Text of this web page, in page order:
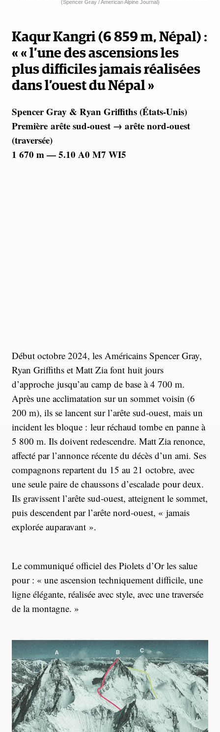
(Spencer Gray / American Alpine Journal)
Kaqur Kangri (6 859 m, Népal) :
« « l’une des ascensions les
plus difficiles jamais réalisées
dans l’ouest du Népal »
Spencer Gray & Ryan Griffiths (États-Unis)
Première arête sud-ouest → arête nord-ouest
(traversée)
1 670 m — 5.10 A0 M7 WI5
Début octobre 2024, les Américains Spencer Gray,
Ryan Griffiths et Matt Zia font huit jours
d’approche jusqu’au camp de base à 4 700 m.
Après une acclimatation sur un sommet voisin (6
200 m), ils se lancent sur l’arête sud-ouest, mais un
incident les bloque : leur réchaud tombe en panne à
5 800 m. Ils doivent redescendre. Matt Zia renonce,
affecté par l’annonce récente du décès d’un ami. Ses
compagnons repartent du 15 au 21 octobre, avec
une seule paire de chaussons d’escalade pour deux.
Ils gravissent l’arête sud-ouest, atteignent le sommet,
puis descendent par l’arête nord-ouest, « jamais
explorée auparavant ».
Le communiqué officiel des Piolets d’Or les salue
pour : « une ascension techniquement difficile, une
ligne élégante, réalisée avec style, avec une traversée
de la montagne. »